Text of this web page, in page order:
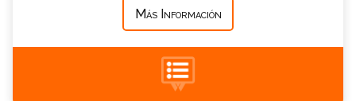
Más Información